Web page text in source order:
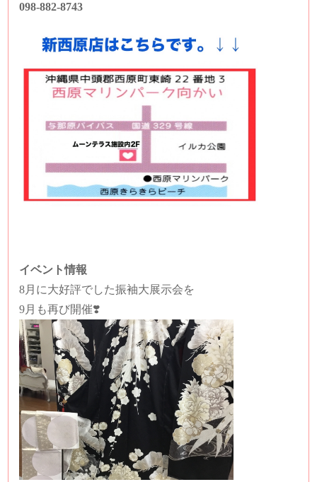
098-882-8743
イベント情報
8月に大好評でした振袖大展示会を
9月も再び開催❣️